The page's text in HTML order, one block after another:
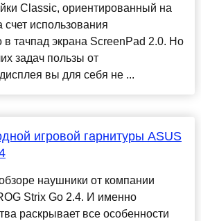
Classic, ориентированный на
счет использования
в тачпад экрана ScreenPad 2.0. Но
задач пользы от
вы для себя не ...
игровой гарнитуры ASUS
наушники от компании
Strix Go 2.4. И именно
раскрывает все особенности